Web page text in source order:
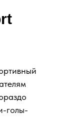
голы-